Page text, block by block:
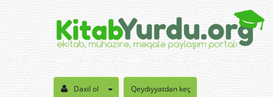
Daxil ol Qeydiyyatdan keç